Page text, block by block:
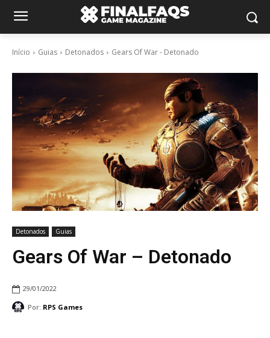
Início Guias Detonados Gears Of War - Detonado
Detonados Guias
Gears Of War – Detonado
29/01/2022
Por: RPS Games